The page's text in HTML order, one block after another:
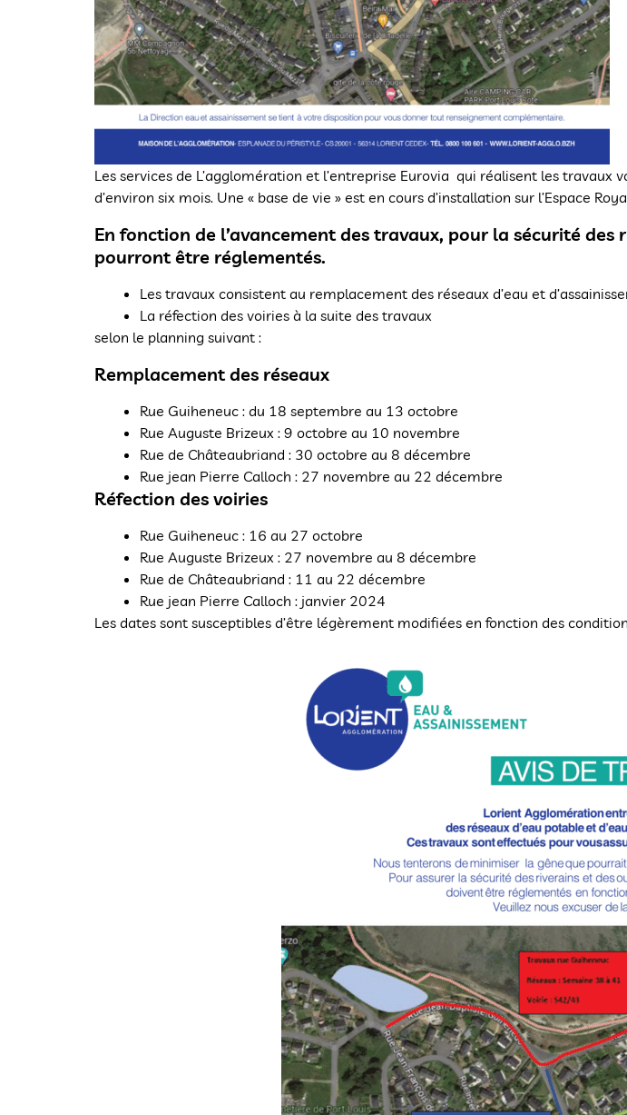
Les services de L’agglomération et l’entreprise Eurovia qui réalisent les
d’environ six mois. Une « base de vie » est en cours d’installation sur l’Espace
En fonction de l’avancement des travaux, pour la sécurité
pourront être réglementés.
Les travaux consistent au remplacement des réseaux d’eau et
La réfection des voiries à la suite des travaux
selon le planning suivant :
Remplacement des réseaux
Rue Guiheneuc : du 18 septembre au 13 octobre
Rue Auguste Brizeux : 9 octobre au 10 novembre
Rue de Châteaubriand : 30 octobre au 8 décembre
Rue jean Pierre Calloch : 27 novembre au 22 décembre
Réfection des voiries
Rue Guiheneuc : 16 au 27 octobre
Rue Auguste Brizeux : 27 novembre au 8 décembre
Rue de Châteaubriand : 11 au 22 décembre
Rue jean Pierre Calloch : janvier 2024
Les dates sont susceptibles d’être légèrement modifiées en fonction des